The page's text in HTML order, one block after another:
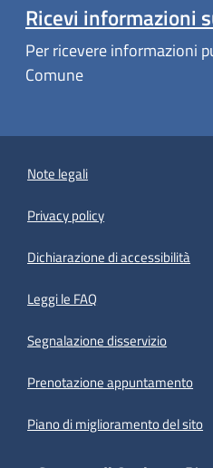
Ricevi informazioni
Per ricevere informazioni
Comune
Note legali
Privacy policy
Dichiarazione di accessibilità
Leggi le FAQ
Segnalazione disservizio
Prenotazione appuntamento
Piano di miglioramento del sito